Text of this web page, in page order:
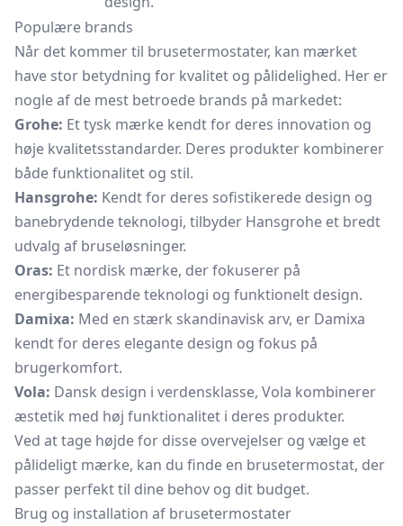
Populære brands
Når det kommer til brusetermostater, kan mærket
have stor betydning for kvalitet og pålidelighed. Her er
nogle af de mest betroede brands på markedet:
Grohe: Et tysk mærke kendt for deres innovation og
høje kvalitetsstandarder. Deres produkter kombinerer
både funktionalitet og stil.
Hansgrohe: Kendt for deres sofistikerede design og
banebrydende teknologi, tilbyder Hansgrohe et bredt
udvalg af bruseløsninger.
Oras: Et nordisk mærke, der fokuserer på
energibesparende teknologi og funktionelt design.
Damixa: Med en stærk skandinavisk arv, er Damixa
kendt for deres elegante design og fokus på
brugerkomfort.
Vola: Dansk design i verdensklasse, Vola kombinerer
æstetik med høj funktionalitet i deres produkter.
Ved at tage højde for disse overvejelser og vælge et
pålideligt mærke, kan du finde en brusetermostat, der
passer perfekt til dine behov og dit budget.
Brug og installation af brusetermostater